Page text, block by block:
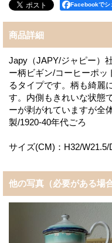
Facebookでシ
商品詳細
Japy（JAPY/ジャピー）
ー柄ビギン/コーヒーポッ
るタイプです。柄も綺麗
す。内側もきれいな状態
ーが剥がれていますが全
製/1920-40年代ごろ
サイズ(CM)：H32/W21.5/
他の写真（必要がある場